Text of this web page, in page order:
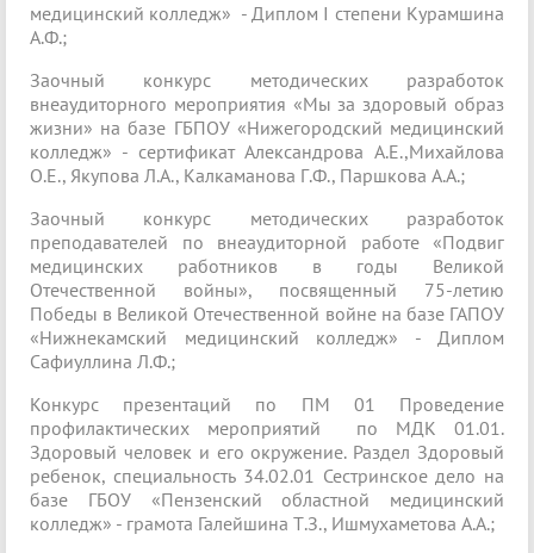
медицинский колледж» - Диплом I степени Курамшина
А.Ф.;
Заочный конкурс методических разработок
внеаудиторного мероприятия «Мы за здоровый образ
жизни» на базе ГБПОУ «Нижегородский медицинский
колледж» - сертификат Александрова А.Е.,Михайлова
О.Е., Якупова Л.А., Калкаманова Г.Ф., Паршкова А.А.;
Заочный конкурс методических разработок
преподавателей по внеаудиторной работе «Подвиг
медицинских работников в годы Великой
Отечественной войны», посвященный 75-летию
Победы в Великой Отечественной войне на базе ГАПОУ
«Нижнекамский медицинский колледж» - Диплом
Сафиуллина Л.Ф.;
Конкурс презентаций по ПМ 01 Проведение
профилактических мероприятий по МДК 01.01.
Здоровый человек и его окружение. Раздел Здоровый
ребенок, специальность 34.02.01 Сестринское дело на
базе ГБОУ «Пензенский областной медицинский
колледж» - грамота Галейшина Т.З., Ишмухаметова А.А.;